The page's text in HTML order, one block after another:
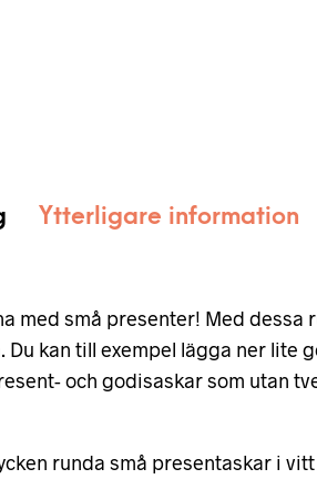
Ytterligare information
med små presenter! Med dessa
kan till exempel lägga ner lite
och godisaskar som utan
runda små presentaskar i